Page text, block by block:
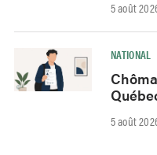
5 août
NATIONAL
5 août